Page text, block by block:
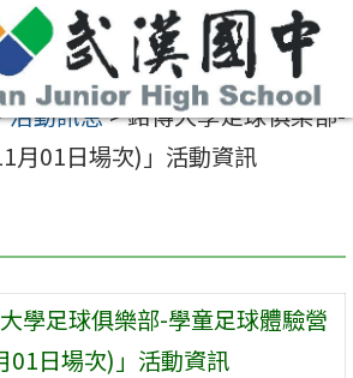
活動訊息>銘傳大學足球俱樂部-
月01日場次)」活動資訊
學足球俱樂部-學童足球體驗營
01日場次)」活動資訊